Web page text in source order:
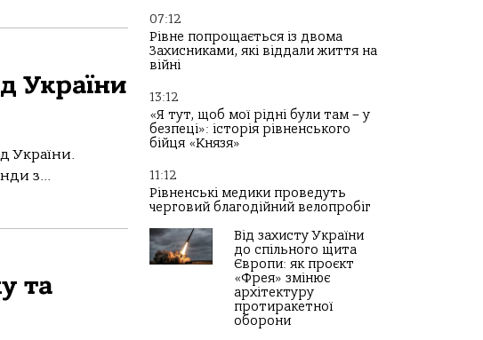
України
України.
з...
та
07:12
Рівне попрощається із двома
Захисниками, які віддали життя на
війні
13:12
«Я тут, щоб мої рідні були там – у
безпеці»: історія рівненського
бійця «Князя»
11:12
Рівненські медики проведуть
черговий благодійний велопробіг
Від захисту України
до спільного щита
Європи: як проєкт
«Фрея» змінює
архітектуру
протиракетної
оборони